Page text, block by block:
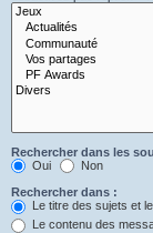
Rechercher dans les
Oui
Non
Rechercher dans :
Le titre des sujets et
Le contenu des